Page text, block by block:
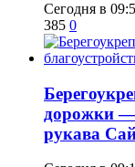
Сегодня в
385 0
дорожки —
рукава